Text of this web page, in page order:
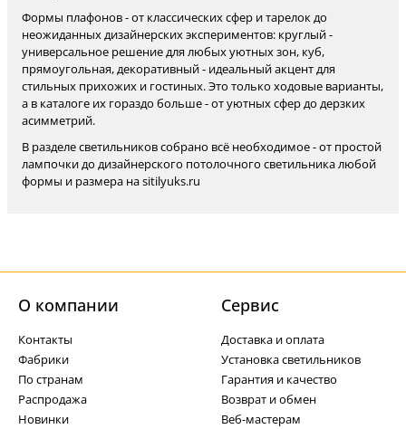
Формы плафонов - от классических сфер и тарелок до
неожиданных дизайнерских экспериментов: круглый -
универсальное решение для любых уютных зон, куб,
прямоугольная, декоративный - идеальный акцент для
стильных прихожих и гостиных. Это только ходовые варианты,
а в каталоге их гораздо больше - от уютных сфер до дерзких
асимметрий.
В разделе светильников собрано всё необходимое - от простой
лампочки до дизайнерского потолочного светильника любой
формы и размера на sitilyuks.ru
О компании
Контакты
Фабрики
По странам
Распродажа
Новинки
Cервис
Доставка и оплата
Установка светильников
Гарантия и качество
Возврат и обмен
Веб-мастерам